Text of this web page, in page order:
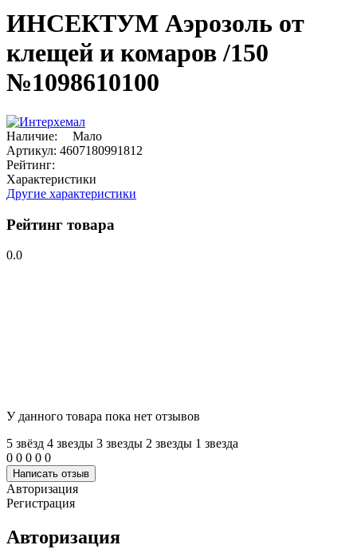
ИНСЕКТУМ Аэрозоль от
клещей и комаров /150
№1098610100
Наличие:
Мало
Артикул: 4607180991812
Рейтинг:
Характеристики
Другие характеристики
Рейтинг товара
0.0
У данного товара пока нет отзывов
5 звёзд 4 звeзды 3 звeзды 2 звeзды 1 звeзда
0 0 0 0 0
Написать отзыв
Авторизация
Регистрация
Авторизация